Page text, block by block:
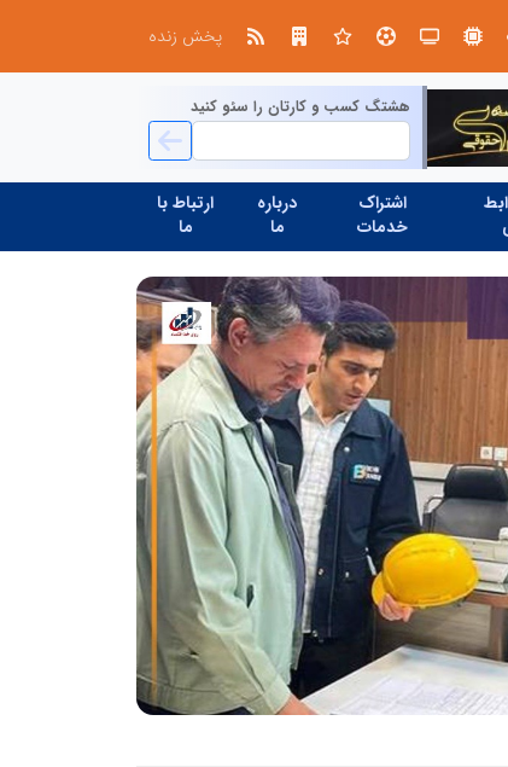
پخش زنده
هشتگ کسب و کارتان را سئو کنید
اشتراک
خدمات
درباره
ما
ارتباط با
ما